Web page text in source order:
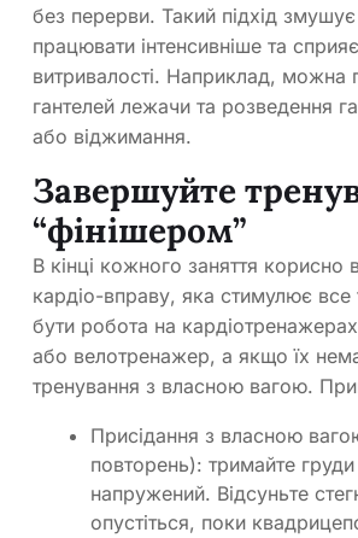
без перерви. Такий підхід змушує
працювати інтенсивніше та
витривалості. Наприклад, можна
гантелей лежачи та розведення
або віджимання.
Завершуйте
“фінішером”
В кінці кожного заняття корисно
кардіо-вправу, яка стимулює
бути робота на
або велотренажер, а якщо їх
тренування з власною вагою.
Присідання з власною
повторень): тримайте груди
напружений. Відсуньте
опустіться, поки